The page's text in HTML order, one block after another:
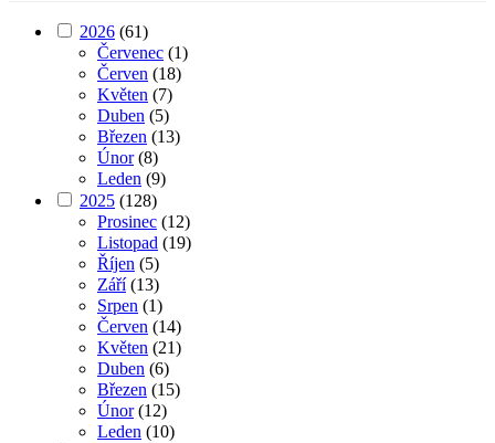
2026 (61)
Červenec (1)
Červen (18)
Květen (7)
Duben (5)
Březen (13)
Únor(8)
Leden (9)
2025 (128)
Prosinec (12)
Listopad (19)
Říjen (5)
Září(13)
Srpen (1)
Červen (14)
Květen (21)
Duben (6)
Březen (15)
Únor(12)
Leden (10)